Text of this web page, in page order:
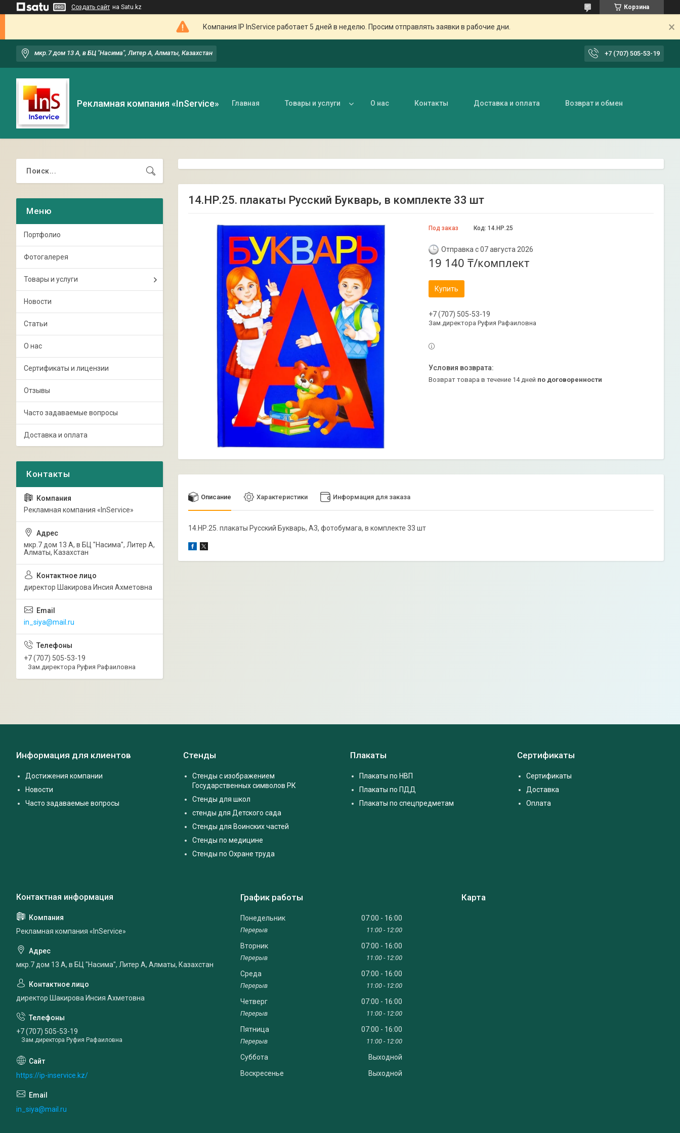
Создать сайт на Satu.kz Корзина
Компания IP InService работает 5 дней в неделю. Просим отправлять заявки в рабочие дни.
мкр.7 дом 13 А, в БЦ "Насима", Литер А, Алматы, Казахстан +7 (707) 505-53-19
Рекламная компания «InService» Главная Товары и услуги О нас Контакты Доставка и оплата Возврат и обмен
14.НР.25. плакаты Русский Букварь, в комплекте 33 шт
Под заказ Код: 14.НР.25
Отправка с 07 августа 2026
19 140 ₸/комплект
Купить
+7 (707) 505-53-19
Зам.директора Руфия Рафаиловна
возврат товара в течение 14 дней по договоренности
Описание Характеристики Информация для заказа
14.НР.25. плакаты Русский Букварь, А3, фотобумага, в комплекте 33 шт
Портфолио
Фотогалерея
Товары и услуги
Новости
Статьи
О нас
Сертификаты и лицензии
Отзывы
Часто задаваемые вопросы
Доставка и оплата
Рекламная компания «InService»
мкр.7 дом 13 А, в БЦ "Насима", Литер А,
Алматы, Казахстан
директор Шакирова Инсия Ахметовна
in_siya@mail.ru
+7 (707) 505-53-19
Зам.директора Руфия Рафаиловна
Информация для клиентов
Достижения компании
Новости
Часто задаваемые вопросы
Стенды
Стенды с изображением
Государственных символов РК
Стенды для школ
стенды для Детского сада
Стенды для Воинских частей
Стенды по медицине
Стенды по Охране труда
Плакаты
Плакаты по НВП
Плакаты по ПДД
Плакаты по спецпредметам
Сертификаты
Сертификаты
Доставка
Оплата
Рекламная компания «InService»
мкр.7 дом 13 А, в БЦ "Насима", Литер А, Алматы, Казахстан
директор Шакирова Инсия Ахметовна
+7 (707) 505-53-19
Зам.директора Руфия Рафаиловна
https://ip-inservice.kz/
in_siya@mail.ru
График работы
Понедельник 07:00 16:00
11:00 12:00
Вторник 07:00 16:00
11:00 12:00
Среда 07:00 16:00
11:00 12:00
Четверг 07:00 16:00
11:00 12:00
Пятница 07:00 16:00
11:00 12:00
Суббота
Выходной
Воскресенье
Выходной
Карта